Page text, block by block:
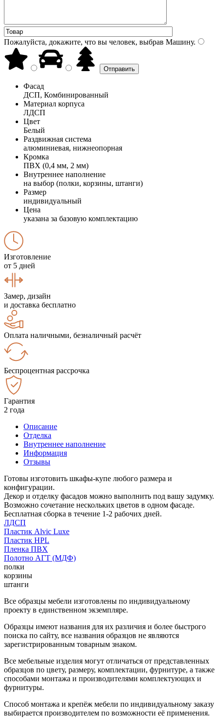
Пожалуйста, докажите, что вы человек, выбрав Машину.
Фасад
ДСП, Комбинированный
Материал корпуса
ЛДСП
Цвет
Белый
Раздвижная система
алюминиевая, нижнеопорная
Кромка
ПВХ (0,4 мм, 2 мм)
Внутреннее наполнение
на выбор (полки, корзины, штанги)
Размер
индивидуальный
Цена
указана за базовую комплектацию
Изготовление
от 5 дней
Замер, дизайн
и доставка бесплатно
Оплата наличными, безналичный расчёт
Беспроцентная рассрочка
Гарантия
2 года
Описание
Отделка
Внутреннее наполнение
Информация
Отзывы
Готовы изготовить шкафы-купе любого размера и
конфигурации.
Декор и отделку фасадов можно выполнить под вашу задумку.
Возможно сочетание нескольких цветов в одном фасаде.
Бесплатная сборка в течение 1-2 рабочих дней.
ЛДСП
Пластик Alvic Luxe
Пластик HPL
Пленка ПВХ
Полотно АГТ (МДФ)
полки
корзины
штанги
Все образцы мебели изготовлены по индивидуальному
проекту в единственном экземпляре.
Образцы имеют названия для их различия и более быстрого
поиска по сайту, все названия образцов не являются
зарегистрированным товарным знаком.
Все мебельные изделия могут отличаться от представленных
образцов по цвету, размеру, комплектации, фурнитуре, а также
способами монтажа и производителями комплектующих и
фурнитуры.
Способ монтажа и крепёж мебели по индивидуальному заказу
выбирается производителем по возможности её применения.